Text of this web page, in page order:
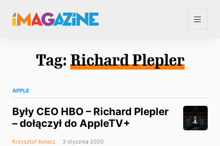
Tag: Richard Plepler
APPLE
Były CEO HBO – Richard Plepler
– dołączył do AppleTV+
Krzysztof Kołacz 3 stycznia 2020